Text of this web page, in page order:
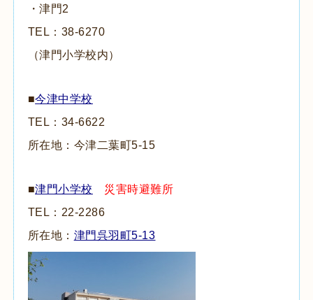
・津門2
TEL： 38-6270
（津門小学校内）
■今津中学校
TEL： 34-6622
所在地：今津二葉町5-15
■津門小学校
災害時避難所
TEL： 22-2286
所在地： 津門呉羽町5-13